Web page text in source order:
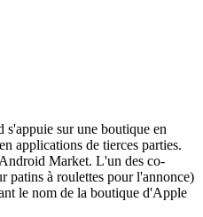
sur une boutique en
applications de tierces parties.
Market. L'un des co-
patins à roulettes pour l'annonce)
le nom de la boutique d'Apple